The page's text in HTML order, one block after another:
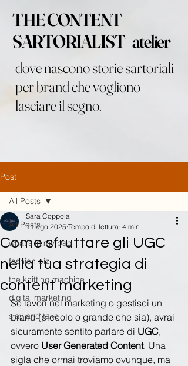
THE CONTENT
SARTORIALIST | atelier
dove nascono storie sartoriali
per brand che vogliono
lasciare il segno.
Post
All Posts
what's in my bag
fashion biz
the knitting machine
digital marketing
slay and take
All Posts
Come sfruttare gli UGC
nella tua strategia di
content marketing
Sara Coppola
11 ago 2025 Tempo di lettura: 4 min
Se lavori nel marketing o gestisci un
brand (piccolo o grande che sia), avrai
sicuramente sentito parlare di UGC,
ovvero User Generated Content. Una
sigla che ormai troviamo ovunque, ma